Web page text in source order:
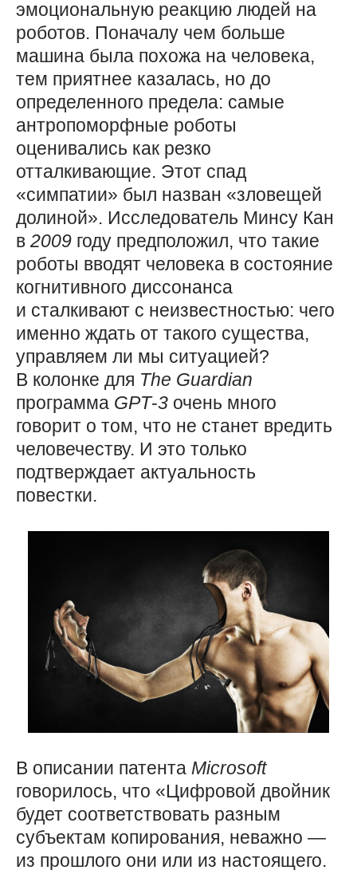
эмоциональную реакцию людей на
роботов. Поначалу чем больше
машина была похожа на человека,
тем приятнее казалась, но до
определенного предела: самые
антропоморфные роботы
оценивались как резко
отталкивающие. Этот спад
«симпатии» был назван «зловещей
долиной». Исследователь Минсу Кан
в 2009 году предположил, что такие
роботы вводят человека в состояние
когнитивного диссонанса
и сталкивают с неизвестностью: чего
именно ждать от такого существа,
управляем ли мы ситуацией?
В колонке для The Guardian
программа GPT‑3 очень много
говорит о том, что не станет вредить
человечеству. И это только
подтверждает актуальность
повестки.
В описании патента Microsoft
говорилось, что «Цифровой двойник
будет соответствовать разным
субъектам копирования, неважно — ​
из прошлого они или из настоящего.